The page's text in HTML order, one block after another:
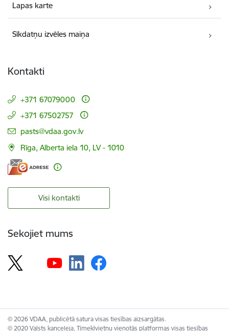
Lapas karte
Sīkdatņu izvēles maiņa
Kontakti
+371 67079000
+371 67502757
E-pasts:
pasts@vdaa.gov.lv
Rīga, Alberta iela 10, LV - 1010
Visi kontakti
Sekojiet mums
© 2026 VDAA, publicētā satura visas tiesības aizsargātas.
© 2020 Valsts kanceleja, Tīmekļvietņu vienotās platformas visas tiesības